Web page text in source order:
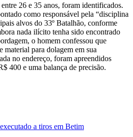
26 e 35 anos, foram identificados.
como responsável pela “disciplina
alvos do 33º Batalhão, conforme
nada ilícito tenha sido encontrado
o homem confessou que
material para dolagem em sua
no endereço, foram apreendidos
400 e uma balança de precisão.
a tiros em Betim